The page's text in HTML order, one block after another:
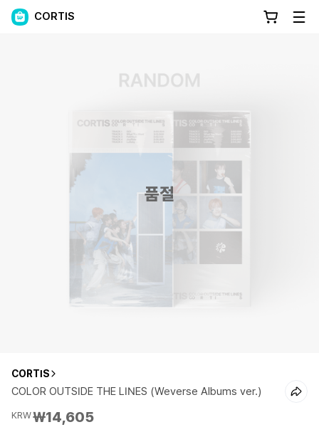
CORTIS
품절
CORTIS
COLOR OUTSIDE THE LINES (Weverse Albums ver.)
KRW₩14,605